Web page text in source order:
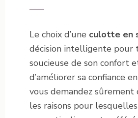
Le choix d’une culotte en
décision intelligente pour
soucieuse de son confort
d’améliorer sa confiance
vous demandez
les raisons pour